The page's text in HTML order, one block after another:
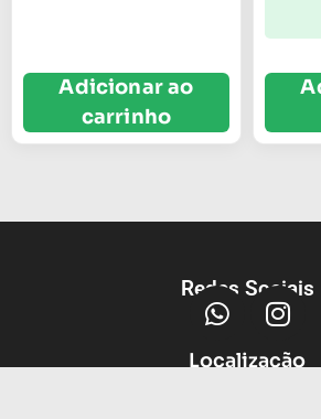
Adicionar ao
carrinho
Redes Sociais
Localização